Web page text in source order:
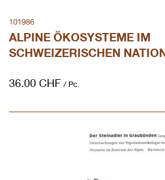
36.00 CHF / Pc.
101986
ALPINE ÖKOSYSTEME IM
SCHWEIZERISCHEN